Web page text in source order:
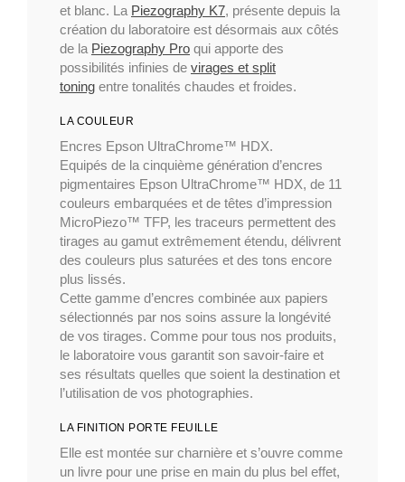
et blanc. La Piezography K7, présente depuis la
création du laboratoire est désormais aux côtés
de la Piezography Pro qui apporte des
possibilités infinies de virages et split
toning entre tonalités chaudes et froides.
LA COULEUR
Encres Epson UltraChrome™ HDX.
Equipés de la cinquième génération d’encres
pigmentaires Epson UltraChrome™ HDX, de 11
couleurs embarquées et de têtes d’impression
MicroPiezo™ TFP, les traceurs permettent des
tirages au gamut extrêmement étendu, délivrent
des couleurs plus saturées et des tons encore
plus lissés.
Cette gamme d’encres combinée aux papiers
sélectionnés par nos soins assure la longévité
de vos tirages. Comme pour tous nos produits,
le laboratoire vous garantit son savoir-faire et
ses résultats quelles que soient la destination et
l’utilisation de vos photographies.
LA FINITION PORTE FEUILLE
Elle est montée sur charnière et s’ouvre comme
un livre pour une prise en main du plus bel effet,